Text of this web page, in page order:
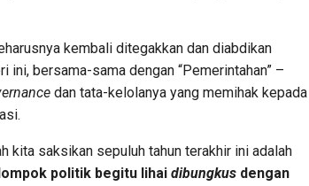
kembali ditegakkan dan diabdikan
bersama-sama dengan “Pemerintahan” –
dan tata-kelolanya yang memihak kepada
kita saksikan sepuluh tahun terakhir ini adalah
politik begitu lihai dibungkus dengan